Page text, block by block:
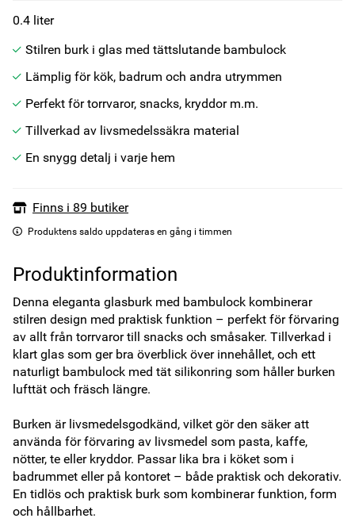
0.4 liter
Stilren burk i glas med tättslutande bambulock
Lämplig för kök, badrum och andra utrymmen
Perfekt för torrvaror, snacks, kryddor m.m.
Tillverkad av livsmedelssäkra material
En snygg detalj i varje hem
Finns i 89 butiker
Produktens saldo uppdateras en gång i timmen
Produktinformation
Denna eleganta glasburk med bambulock kombinerar
stilren design med praktisk funktion – perfekt för förvaring
av allt från torrvaror till snacks och småsaker. Tillverkad i
klart glas som ger bra överblick över innehållet, och ett
naturligt bambulock med tät silikonring som håller burken
lufttät och fräsch längre.
Burken är livsmedelsgodkänd, vilket gör den säker att
använda för förvaring av livsmedel som pasta, kaffe,
nötter, te eller kryddor. Passar lika bra i köket som i
badrummet eller på kontoret – både praktisk och dekorativ.
En tidlös och praktisk burk som kombinerar funktion, form
och hållbarhet.